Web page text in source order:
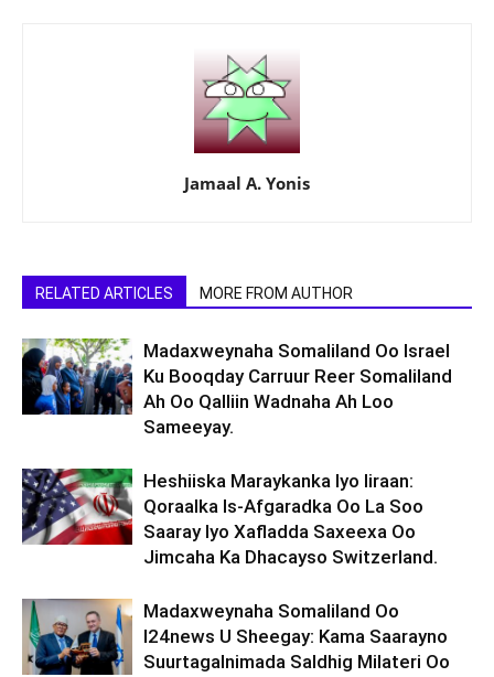
Jamaal A. Yonis
RELATED ARTICLES MORE FROM AUTHOR
Madaxweynaha Somaliland Oo Israel
Ku Booqday Carruur Reer Somaliland
Ah Oo Qalliin Wadnaha Ah Loo
Sameeyay.
Heshiiska Maraykanka Iyo Iiraan:
Qoraalka Is-Afgaradka Oo La Soo
Saaray Iyo Xafladda Saxeexa Oo
Jimcaha Ka Dhacayso Switzerland.
Madaxweynaha Somaliland Oo
I24news U Sheegay: Kama Saarayno
Suurtagalnimada Saldhig Milateri Oo